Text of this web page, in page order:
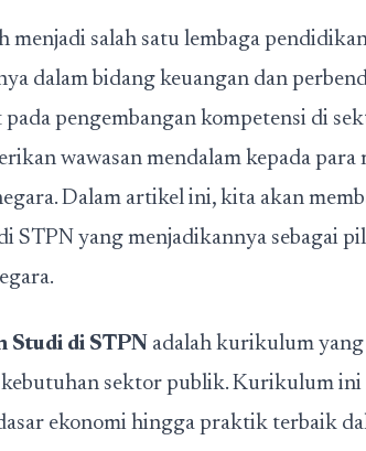
menjadi salah satu lembaga
dalam bidang keuangan dan
pengembangan kompetensi di
wawasan mendalam kepada para
Dalam artikel ini, kita akan
STPN yang menjadikannya sebagai
Studi di STPN adalah kurikulum
sektor publik. Kurikulum ini
ekonomi hingga praktik terbaik